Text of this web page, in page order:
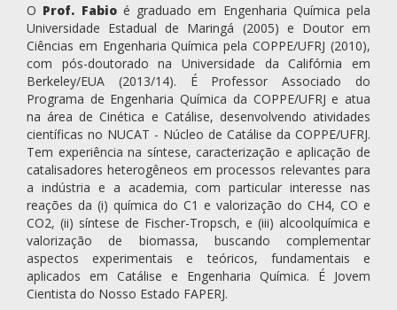
O Prof. Fabioé graduado em Engenharia Química pela
Universidade Estadual de Maringá (2005) e Doutor em
Ciências em Engenharia Química pela COPPE/UFRJ (2010),
com pós-doutorado na Universidade da Califórnia em
Berkeley/EUA (2013/14). É Professor Associado do
Programa de Engenharia Química da COPPE/UFRJ e atua
na área de Cinética e Catálise, desenvolvendo atividades
científicas no NUCAT - Núcleo de Catálise da COPPE/UFRJ.
Tem experiência na síntese, caracterização e aplicação de
catalisadores heterogêneos em processos relevantes para
a indústria e a academia, com particular interesse nas
reações da (i) química do C1 e valorização do CH4, CO e
CO2, (ii) síntese de Fischer-Tropsch, e (iii) alcoolquímica e
valorização de biomassa, buscando complementar
aspectos experimentais e teóricos, fundamentais e
aplicados em Catálise e Engenharia Química. É Jovem
Cientista do Nosso Estado FAPERJ.